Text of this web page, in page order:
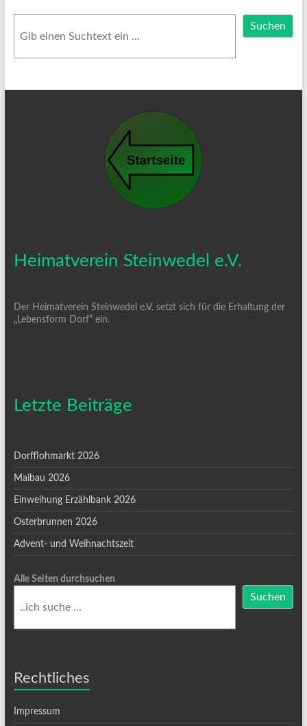
Suchen
Heimatverein Steinwedel e.V.
Der Heimatverein Steinwedel e.V. setzt sich für die Erhaltung der
„Lebensform Dorf“ ein.
Letzte Beiträge
Dorfflohmarkt 2026
Maibau 2026
Einweihung Erzählbank 2026
Osterbrunnen 2026
Advent- und Weihnachtszeit
Alle Seiten durchsuchen
Suchen
Rechtliches
Impressum